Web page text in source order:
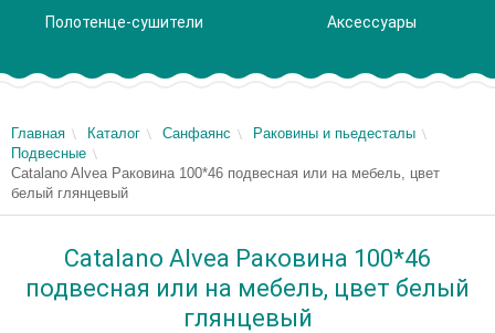
Полотенце-сушители Аксессуары
Главная Каталог Санфаянс
Раковины и пьедесталы
Подвесные
Catalano Alvea Раковина 100*46 подвесная или на мебель, цвет
белый глянцевый
Catalano Alvea Раковина 100*46
подвесная или на мебель, цвет белый
глянцевый